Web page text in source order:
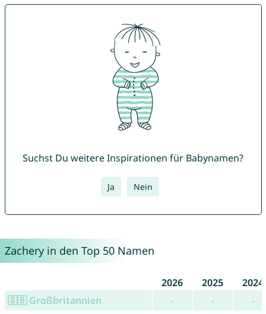
Suchst Du weitere Inspirationen für Babynamen?
Ja Nein
Zachery in den Top 50 Namen
2026 2025
2024
🇬🇧 Großbritannien
- - -